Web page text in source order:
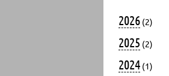
2026 (2)
2025 (2)
2024 (1)